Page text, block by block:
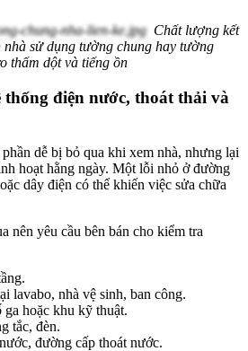
Chất lượng kết
sử dụng tường chung hay tường
thấm dột và tiếng ồn
điện nước, thoát thải và
dễ bị bỏ qua khi xem nhà, nhưng lại
hoạt hằng ngày. Một lỗi nhỏ ở đường
dây điện có thể khiến việc sửa chữa
nên yêu cầu bên bán cho kiểm tra
lavabo, nhà vệ sinh, ban công.
hoặc khu kỹ thuật.
tắc, đèn.
đường cấp thoát nước.